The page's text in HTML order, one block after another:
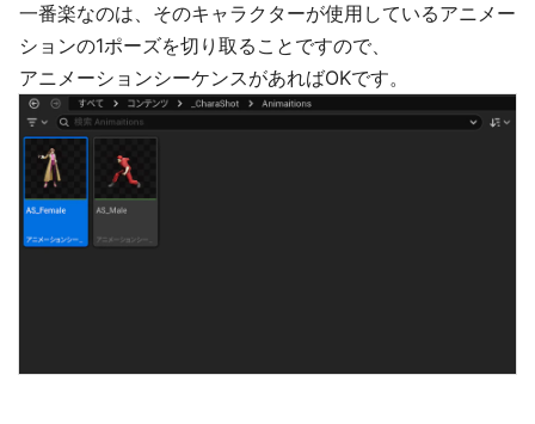
一番楽なのは、そのキャラクターが使用しているアニメー
ションの1ポーズを切り取ることですので、
アニメーションシーケンスがあればOKです。